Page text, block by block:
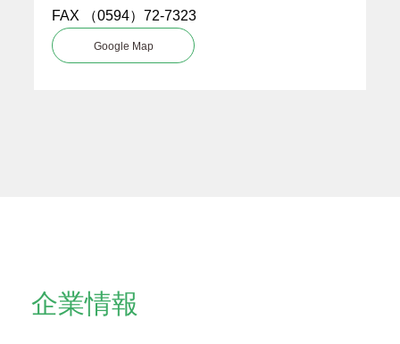
FAX （0594）72-7323
Google Map
企業情報